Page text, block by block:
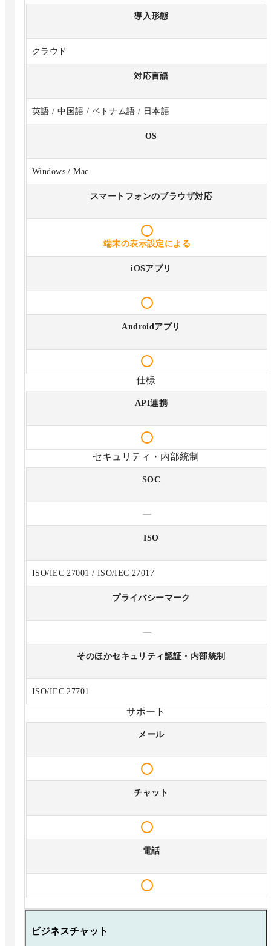
導入形態
クラウド
対応言語
英語 / 中国語 / ベトナム語 / 日本語
OS
Windows / Mac
スマートフォンのブラウザ対応
端末の表示設定による
iOSアプリ
Androidアプリ
仕様
API連携
セキュリティ・内部統制
SOC
—
ISO
ISO/IEC 27001 / ISO/IEC 27017
プライバシーマーク
—
そのほかセキュリティ認証・内部統制
ISO/IEC 27701
サポート
メール
チャット
電話
ビジネスチャット